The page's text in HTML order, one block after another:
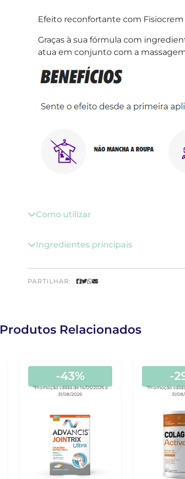
Efeito reconfortante com
Graças à sua fórmula com
atua em conjunto com a
Como utilizar
Ingredientes principais
PARTILHAR:
Produtos Relacionados
-43%
*Promoção válida de 14/05/2026 a
31/08/2026
-
*Promoção
31/